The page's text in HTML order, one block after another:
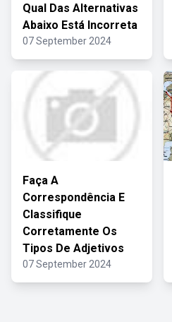
Qual Das Alternativas
Abaixo Está Incorreta
07 September 2024
Faça A
Correspondência E
Classifique
Corretamente Os
Tipos De Adjetivos
07 September 2024